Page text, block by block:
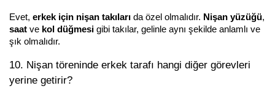
Evet, erkek için nişan takıları da özel olmalıdır. Nişan yüzüğü
saat ve kol düğmesi gibi takılar, gelinle aynı şekilde anlamlı ve
şık olmalıdır.
10. Nişan töreninde erkek tarafı hangi diğer görevleri
yerine getirir?